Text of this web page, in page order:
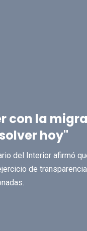
con la
hoy"
del Interior afirmó
de